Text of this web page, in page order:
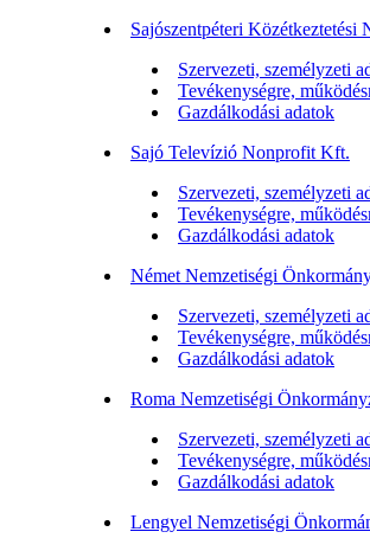
Sajószentpéteri Közétkeztetési
Szervezeti, személyzeti
Tevékenységre,
Gazdálkodási adatok
Sajó Televízió Nonprofit Kft.
Szervezeti, személyzeti
Tevékenységre,
Gazdálkodási adatok
Német Nemzetiségi
Szervezeti, személyzeti
Tevékenységre,
Gazdálkodási adatok
Roma Nemzetiségi
Szervezeti, személyzeti
Tevékenységre,
Gazdálkodási adatok
Lengyel Nemzetiségi